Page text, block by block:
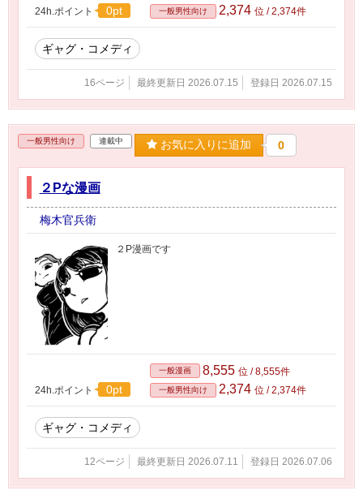
24h.ポイント 0pt 一般男性向け 2,374 位 / 2,374件
ギャグ・コメディ
16ページ 最終更新日 2026.07.15 登録日 2026.07.15
一般男性向け 連載中 お気に入りに追加 0
２Pな漫画
梅木官兵衛
２P漫画です
24h.ポイント 0pt
一般漫画 8,555 位 / 8,555件
一般男性向け 2,374 位 / 2,374件
ギャグ・コメディ
12ページ 最終更新日 2026.07.11 登録日 2026.07.06